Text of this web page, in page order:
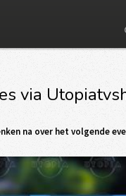
via
na over het volgende